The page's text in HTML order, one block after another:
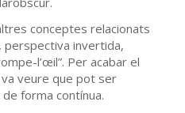
conceptes relacionats
perspectiva invertida,
l’œil”. Per acabar el
veure que pot ser
forma contínua.